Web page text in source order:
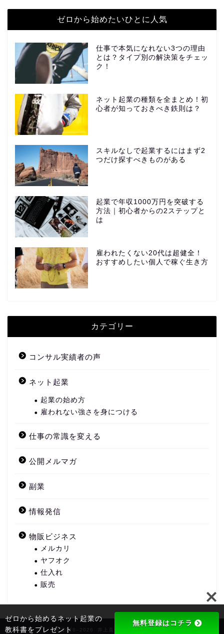
ゼロから始めたいひとに人気
仕事で本気になれない3つの理由
とは？タイプ別の解決策をチェッ
ク！
ネット起業の種類を全まとめ！初
心者が知っておきべき鉄則は？
スキルなしで起業するにはまず2
つだけ探すべきものがある
起業で年収1000万円を突破する
方法｜初心者からの2ステップと
は
雇われたくない20代は超健全！
おすすめしたい個人で稼ぐ生き方
カテゴリー
コンサル実績者の声
ネット起業
起業の始め方
雇われない強さを身につける
仕事の常識を変える
公開メルマガ
副業
情報発信
物販ビジネス
メルカリ
ヤフオク
仕入れ
販売
2018–2026 井上直哉オフィシャルブログ
ゼロから始めるネット起業の
教科書をプレゼント
無料登録はコチラ